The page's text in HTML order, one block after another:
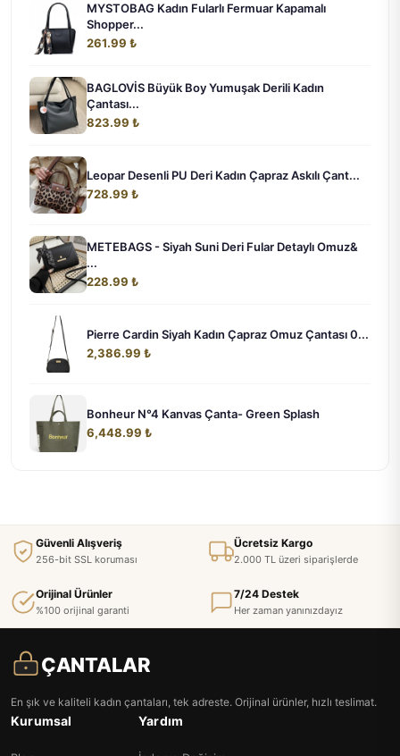
MYSTOBAG Kadın Fularlı Fermuar Kapamalı
Shopper...
261.99 ₺
BAGLOVİS Büyük Boy Yumuşak Derili Kadın
Çantası...
823.99 ₺
Leopar Desenli PU Deri Kadın Çapraz Askılı Çant...
728.99 ₺
METEBAGS - Siyah Suni Deri Fular Detaylı Omuz&
...
228.99 ₺
Pierre Cardin Siyah Kadın Çapraz Omuz Çantası 0...
2,386.99 ₺
Bonheur N°4 Kanvas Çanta- Green Splash
6,448.99 ₺
Güvenli Alışveriş
256-bit SSL koruması
Ücretsiz Kargo
2.000 TL üzeri siparişlerde
Orijinal Ürünler
%100 orijinal garanti
7/24 Destek
Her zaman yanınızdayız
ÇANTALAR
En şık ve kaliteli kadın çantaları, tek adreste. Orijinal ürünler, hızlı teslimat.
Kurumsal Yardım